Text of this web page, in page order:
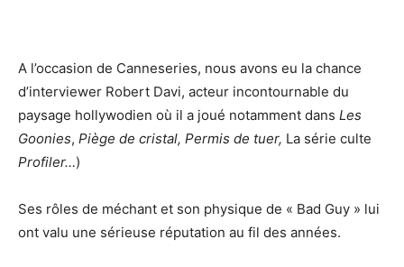
A l’occasion de Canneseries, nous avons eu la chance
d’interviewer Robert Davi, acteur incontournable du
paysage hollywodien où il a joué notamment dans Les
Goonies, Piège de cristal, Permis de tuer, La série culte
Profiler…)
Ses rôles de méchant et son physique de « Bad Guy » lui
ont valu une sérieuse réputation au fil des années.